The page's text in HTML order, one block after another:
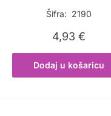
Šifra: 2190
4,93€
Dodaj u košaricu